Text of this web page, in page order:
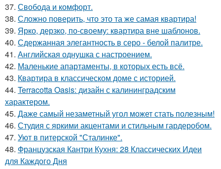
37. Свобода и комфорт.
38. Сложно поверить, что это та же самая квартира!
39. Ярко, дерзко, по-своему: квартира вне шаблонов.
40. Сдержанная элегантность в серо - белой палитре.
41. Английская однушка с настроением.
42. Маленькие апартаменты, в которых есть всё.
43. Квартира в классическом доме с историей.
44. Terracotta Oasis: дизайн с калининградским
характером.
45. Даже самый незаметный угол может стать полезным!
46. Студия с яркими акцентами и стильным гардеробом.
47. Уют в питерской "Сталинке".
48. Французская Кантри Кухня: 28 Классических Идеи
для Каждого Дня